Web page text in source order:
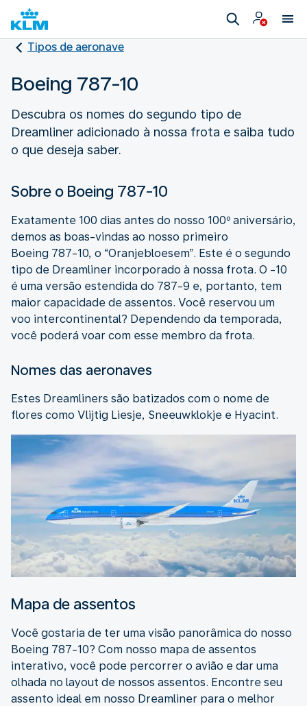
Tipos de aeronave
Boeing 787-10
Descubra os nomes do segundo tipo de
Dreamliner adicionado à nossa frota e saiba tudo
o que deseja saber.
Sobre o Boeing 787-10
Exatamente 100 dias antes do nosso 100º aniversário,
demos as boas-vindas ao nosso primeiro
Boeing 787-10, o “Oranjebloesem”. Este é o segundo
tipo de Dreamliner incorporado à nossa frota. O -10
é uma versão estendida do 787-9 e, portanto, tem
maior capacidade de assentos. Você reservou um
voo intercontinental? Dependendo da temporada,
você poderá voar com esse membro da frota.
Nomes das aeronaves
Estes Dreamliners são batizados com o nome de
flores como Vlijtig Liesje, Sneeuwklokje e Hyacint.
Mapa de assentos
Você gostaria de ter uma visão panorâmica do nosso
Boeing 787-10? Com nosso mapa de assentos
interativo, você pode percorrer o avião e dar uma
olhada no layout de nossos assentos. Encontre seu
assento ideal em nosso Dreamliner para o melhor